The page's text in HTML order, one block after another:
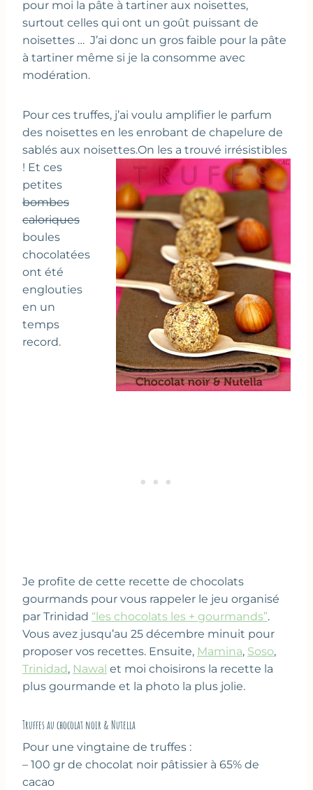
pour moi la pâte à tartiner aux noisettes,
surtout celles qui ont un goût puissant de
noisettes … J’ai donc un gros faible pour la pâte
à tartiner même si je la consomme avec
modération.
Pour ces truffes, j’ai voulu amplifier le parfum
des noisettes en les enrobant de chapelure de
sablés aux noisettes.On les a trouvé irrésistibles
! Et ces
petites
bombes
caloriques
boules
chocolatées
ont été
englouties
en un
temps
record.
Je profite de cette recette de chocolats
gourmands pour vous rappeler le jeu organisé
par Trinidad “les chocolats les + gourmands”.
Vous avez jusqu’au 25 décembre minuit pour
proposer vos recettes. Ensuite, Mamina, Soso,
Trinidad , Nawal et moi choisirons la recette la
plus gourmande et la photo la plus jolie.
Truffes au chocolat noir & Nutella
Pour une vingtaine de truffes :
– 100 gr de chocolat noir pâtissier à 65% de
cacao